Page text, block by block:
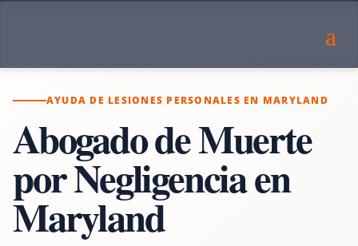
AYUDA DE LESIONES PERSONALES EN MARYLAND
Abogado de Muerte
por Negligencia en
Maryland